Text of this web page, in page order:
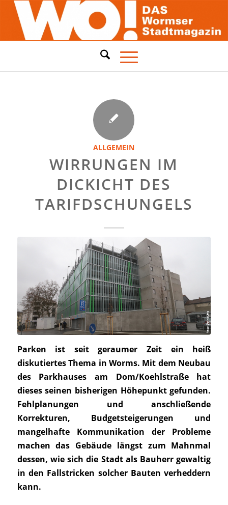
ALLGEMEIN
WIRRUNGEN IM
DICKICHT DES
TARIFDSCHUNGELS
Parken ist seit geraumer Zeit ein heiß
diskutiertes Thema in Worms. Mit dem Neubau
des Parkhauses am Dom/Koehlstraße hat
dieses seinen bisherigen Höhepunkt gefunden.
Fehlplanungen und anschließende
Korrekturen, Budgetsteigerungen und
mangelhafte Kommunikation der Probleme
machen das Gebäude längst zum Mahnmal
dessen, wie sich die Stadt als Bauherr gewaltig
in den Fallstricken solcher Bauten verheddern
kann.